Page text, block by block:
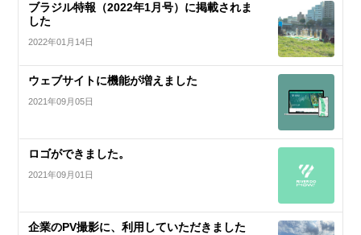
ブラジル特報（2022年1月号）に掲載されま
した
2022年01月14日
ウェブサイトに機能が増えました
2021年09月05日
ロゴができました。
2021年09月01日
企業のPV撮影に、利用していただきました